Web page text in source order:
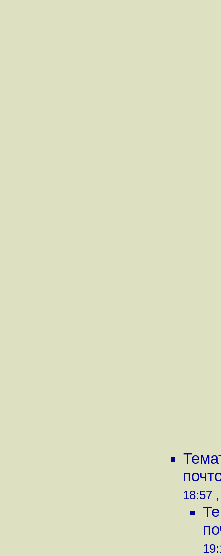
18:57